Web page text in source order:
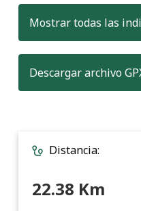
Mostrar todas las
Descargar archivo
Distancia:
22.38 Km